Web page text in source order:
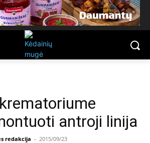
antroji linija
redakcija - 2015/09/23